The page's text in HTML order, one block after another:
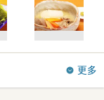
更多